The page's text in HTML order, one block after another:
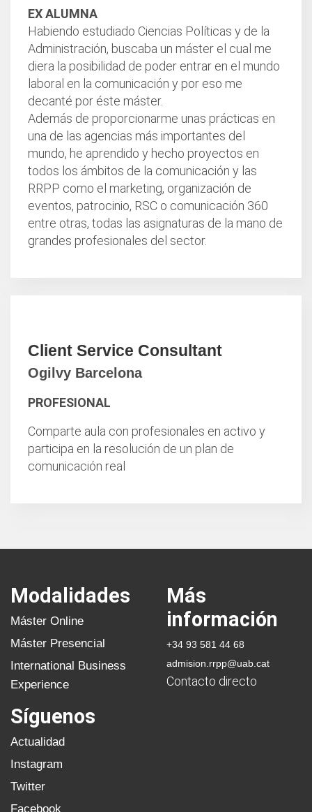
EX ALUMNA
Habiendo estudiado Ciencias Políticas y de la
Administración, buscaba un máster el cual me
diera la posibilidad de poder entrar en el mundo
laboral en la comunicación y por eso me
decanté por éste máster.
Además de proporcionarme unas prácticas en
una de las agencias más importantes del
mundo, he aprendido y hecho proyectos en
todos los ámbitos de la comunicación y las
RRPP como el marketing, organización de
eventos, patrocinio, RSC o comunicación 360
entre otras, todas las asignaturas de la mano de
grandes profesionales del sector.
Client Service Consultant
Ogilvy Barcelona
PROFESIONAL
Comparte aula con profesionales en activo y
participa en la resolución de un plan de
comunicación real
Modalidades
Máster Online
Máster Presencial
International Business
Experience
Más
información
+34 93 581 44 68
admision.rrpp@uab.cat
Contacto directo
Síguenos
Actualidad
Instagram
Twitter
Facebook